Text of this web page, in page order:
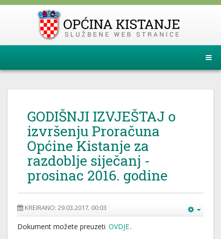
GODIŠNJI IZVJEŠTAJ o
izvršenju Proračuna
Općine Kistanje za
razdoblje siječanj -
prosinac 2016. godine
KREIRANO: 29.03.2017. 00:03
Dokument možete preuzeti OVDJE.